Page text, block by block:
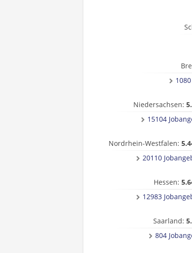
Hessen:
12983
Niedersachsen:
15104
Nordrhein-Westfalen:
20110
Saarland:
804